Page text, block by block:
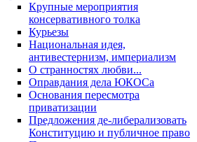
Крупные мероприятия
консервативного толка
Курьезы
Национальная идея,
антивестернизм, империализм
О странностях любви...
Оправдания дела ЮКОСа
Основания пересмотра
приватизации
Предложения де-либерализовать
Конституцию и публичное право